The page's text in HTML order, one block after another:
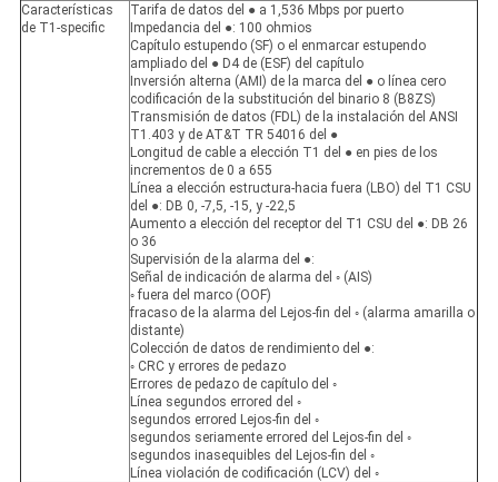
Características
de T1-specific
Tarifa de datos del ● a 1,536 Mbps por puerto
Impedancia del ●: 100 ohmios
Capítulo estupendo (SF) o el enmarcar estupendo
ampliado del ● D4 de (ESF) del capítulo
Inversión alterna (AMI) de la marca del ● o línea cero
codificación de la substitución del binario 8 (B8ZS)
Transmisión de datos (FDL) de la instalación del ANSI
T1.403 y de AT&T TR 54016 del ●
Longitud de cable a elección T1 del ● en pies de los
incrementos de 0 a 655
Línea a elección estructura-hacia fuera (LBO) del T1 CSU
del ●: DB 0, -7,5, -15, y -22,5
Aumento a elección del receptor del T1 CSU del ●: DB 26
o 36
Supervisión de la alarma del ●:
Señal de indicación de alarma del ◦ (AIS)
◦ fuera del marco (OOF)
fracaso de la alarma del Lejos-fin del ◦ (alarma amarilla o
distante)
Colección de datos de rendimiento del ●:
◦ CRC y errores de pedazo
Errores de pedazo de capítulo del ◦
Línea segundos errored del ◦
segundos errored Lejos-fin del ◦
segundos seriamente errored del Lejos-fin del ◦
segundos inasequibles del Lejos-fin del ◦
Línea violación de codificación (LCV) del ◦